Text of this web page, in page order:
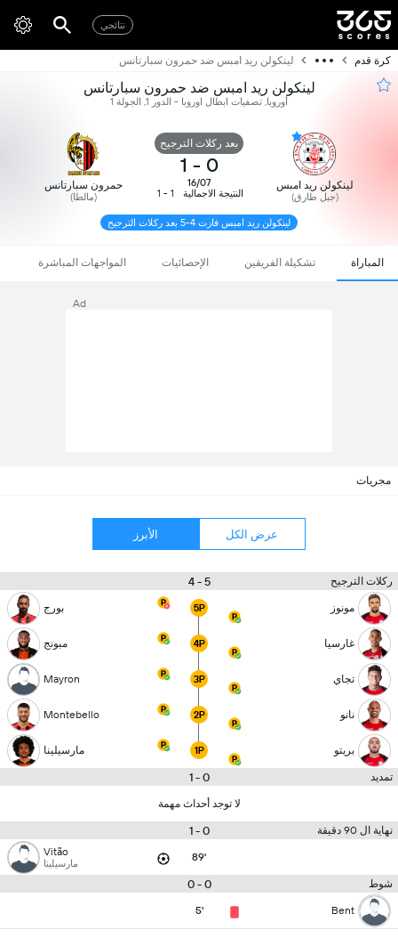
نتائجي
كرة قدم لينكولن ريد امبس ضد حمرون سبارتانس
لينكولن ريد امبس ضد حمرون سبارتانس
أوروبا, تصفيات ابطال اوروبا - الدور 1, الجولة 1
لينكولن ريد امبس
(جبل طارق)
بعد ركلات الترجيح
0
-
1
16/07
النتيجة الاجمالية
1 - 1
حمرون سبارتانس
(مالطا)
لينكولن ريد امبس فازت 4-5 بعد ركلات الترجيح
المباراة تشكيلة الفريقين الإحصائيات المواجهات المباشرة
Ad
مجريات
عرض الكل الأبرز
ركلات الترجيح 5 - 4
مونوز 5P بورج
غارسيا 4P مبونج
تجاي 3P
Mayron
نانو 2P
Montebello
بريتو 1P مارسيلينا
تمديد 0 - 1
لا توجد أحداث مهمة
نهاية ال 90 دقيقة 0 - 1
89'
Vitão
مارسيلينا
شوط 0 - 0
Bent
5'